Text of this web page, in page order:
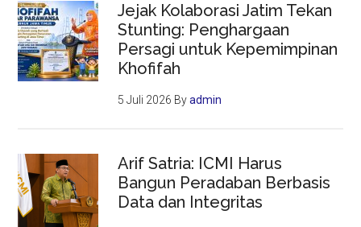
Jejak Kolaborasi Jatim Tekan
Stunting: Penghargaan
Persagi untuk Kepemimpinan
Khofifah
5 Juli 2026 Byadmin
Arif Satria: ICMI Harus
Bangun Peradaban Berbasis
Data dan Integritas